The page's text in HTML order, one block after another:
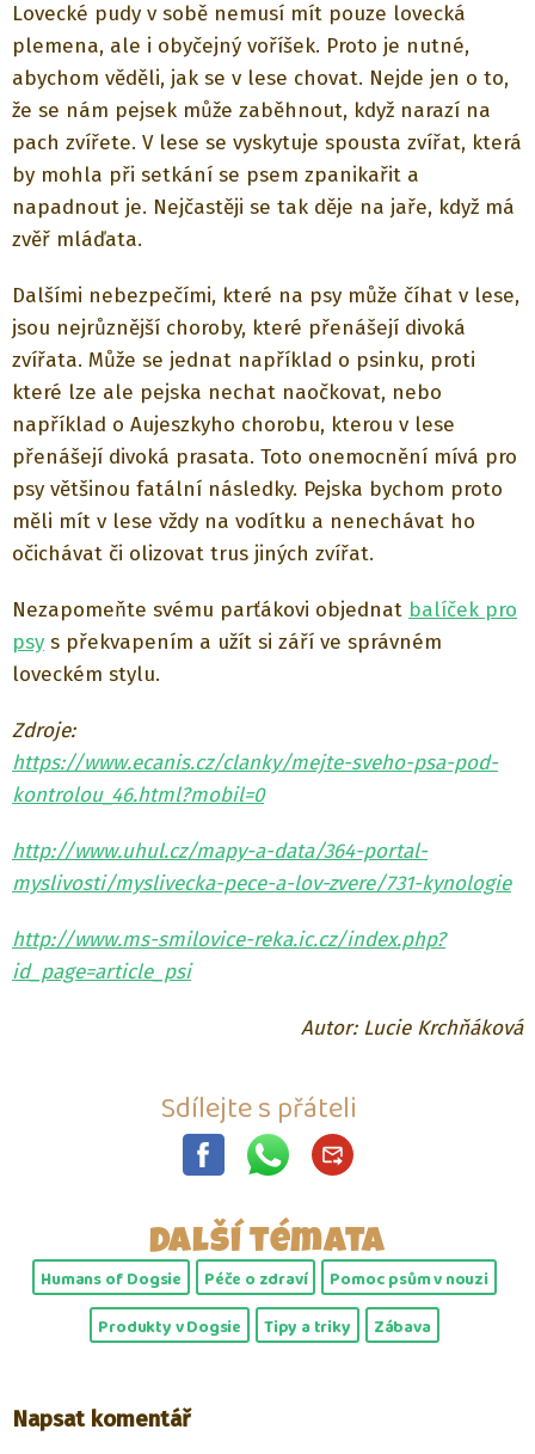
Lovecké pudy v sobě nemusí mít pouze lovecká
plemena, ale i obyčejný voříšek. Proto je nutné,
abychom věděli, jak se v lese chovat. Nejde jen o to,
že se nám pejsek může zaběhnout, když narazí na
pach zvířete. V lese se vyskytuje spousta zvířat, která
by mohla při setkání se psem zpanikařit a
napadnout je. Nejčastěji se tak děje na jaře, když má
zvěř mláďata.
Dalšími nebezpečími, které na psy může číhat v lese,
jsou nejrůznější choroby, které přenášejí divoká
zvířata. Může se jednat například o psinku, proti
které lze ale pejska nechat naočkovat, nebo
například o Aujeszkyho chorobu, kterou v lese
přenášejí divoká prasata. Toto onemocnění mívá pro
psy většinou fatální následky. Pejska bychom proto
měli mít v lese vždy na vodítku a nenechávat ho
očichávat či olizovat trus jiných zvířat.
Nezapomeňte svému parťákovi objednat balíček pro
psy s překvapením a užít si září ve správném
loveckém stylu.
Zdroje:
https://www.ecanis.cz/clanky/mejte-sveho-psa-pod-
kontrolou_46.html?mobil=0
http://www.uhul.cz/mapy-a-data/364-portal-
myslivosti/myslivecka-pece-a-lov-zvere/731-kynologie
http://www.ms-smilovice-reka.ic.cz/index.php?
id_page=article_psi
Autor: Lucie Krchňáková
Sdílejte s přáteli
Další témata
Humans of Dogsie Péče o zdraví
Pomoc psům v nouzi
Produkty v Dogsie
Tipy a triky Zábava
Napsat komentář